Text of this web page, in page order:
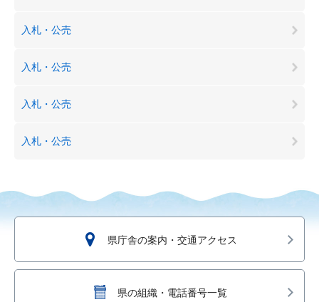
入札・公売
入札・公売
入札・公売
入札・公売
県庁舎の案内・交通アクセス
県の組織・電話番号一覧